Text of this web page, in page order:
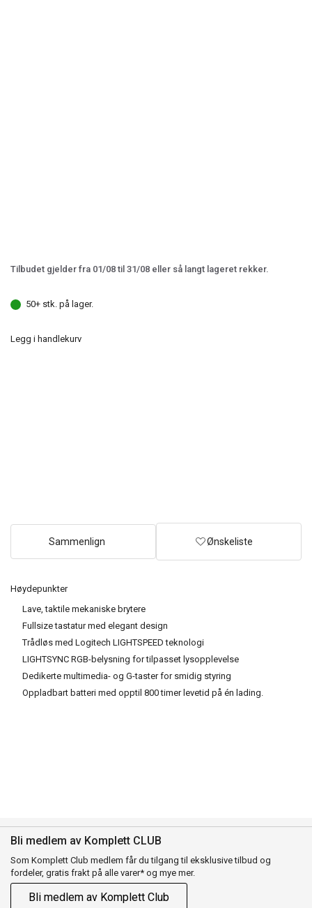
Høydepunkter
Lave, taktile mekaniske brytere
Fullsize tastatur med elegant design
Trådløs med Logitech LIGHTSPEED teknologi
LIGHTSYNC RGB-belysning for tilpasset lysopplevelse
Dedikerte multimedia- og G-taster for smidig styring
Oppladbart batteri med opptil 800 timer levetid på én lading.
Tilbudet gjelder fra 01/08 til 31/08 eller så langt lageret rekker.
50+ stk. på lager.
Legg i handlekurv
Sammenlign Ønskeliste
Bli medlem av Komplett CLUB
Som Komplett Club medlem får du tilgang til eksklusive tilbud og
fordeler, gratis frakt på alle varer* og mye mer.
Bli medlem av Komplett Club